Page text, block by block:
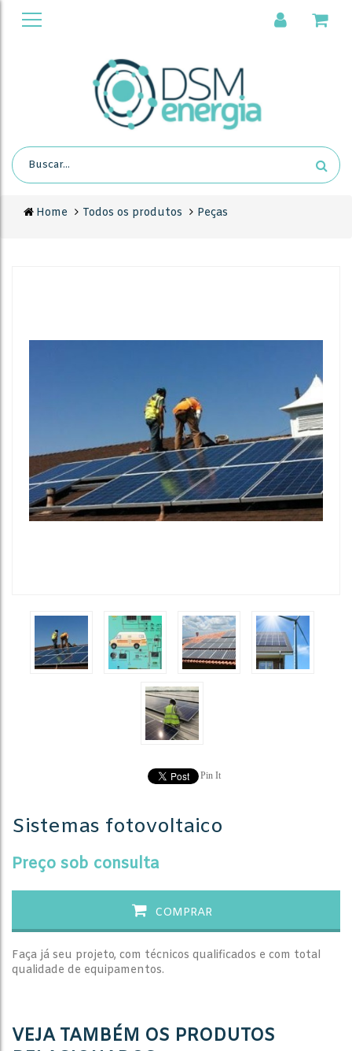
Home Todos os produtos Peças
Pin It
Sistemas fotovoltaico
Preço sob consulta
COMPRAR
Faça já seu projeto, com técnicos qualificados e com total
qualidade de equipamentos.
VEJA TAMBÉM OS PRODUTOS